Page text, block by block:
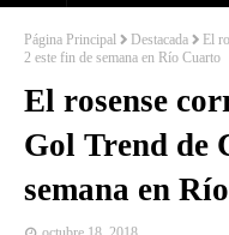
Página Principal Destacada
El
2 este fin de semana en Río Cuarto
El rosense
Gol Trend de
semana en